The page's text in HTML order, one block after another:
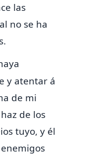
las
no se ha
y atentar á
de mi
de los
tuyo, y él